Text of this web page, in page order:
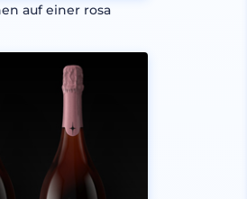
auf einer rosa